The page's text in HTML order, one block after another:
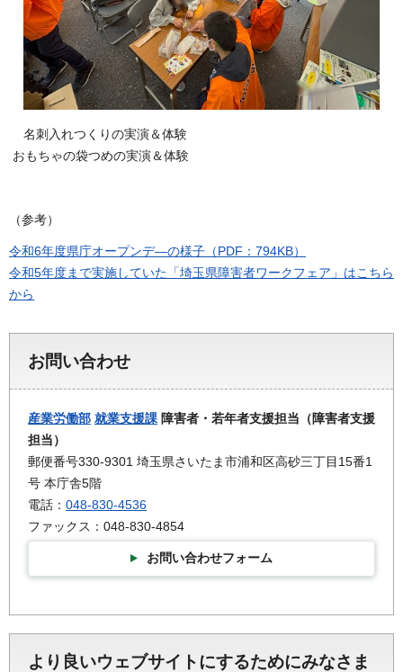
名刺入れつくりの実演＆体験
おもちゃの袋つめの実演＆体験
（参考）
令和6年度県庁オープンデ―の様子（PDF：794KB）
令和5年度まで実施していた「埼玉県障害者ワークフェア」はこちら
から
お問い合わせ
産業労働部 就業支援課 障害者・若年者支援担当（障害者支援
担当）
郵便番号330-9301 埼玉県さいたま市浦和区高砂三丁目15番1
号 本庁舎5階
電話： 048-830-4536
ファックス：048-830-4854
お問い合わせフォーム
より良いウェブサイトにするためにみなさま